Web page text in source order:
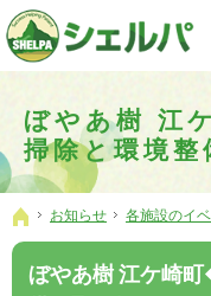
ぼやあ樹 江
掃除と環境
介護の「通い・泊まり・訪問」から
横浜市神奈川区 事業所数No,1の小規模
ホーム
お知らせ 各施設のイ
ぼやあ樹 江ケ崎